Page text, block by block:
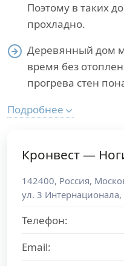
Поэтому в таких
прохладно.
Деревянный дом
время без
прогрева стен
Подробнее
Кронвест —
142400, Россия,
ул. 3 Интернационала,
Телефон:
Email: